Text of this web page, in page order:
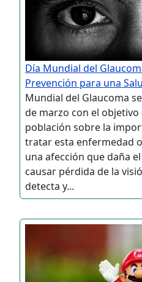
Día Mundial del
Prevención para una
Mundial del Glaucoma
de marzo con el objetivo
población sobre la
tratar esta enfermedad
una afección que daña
causar pérdida de la
detecta y...